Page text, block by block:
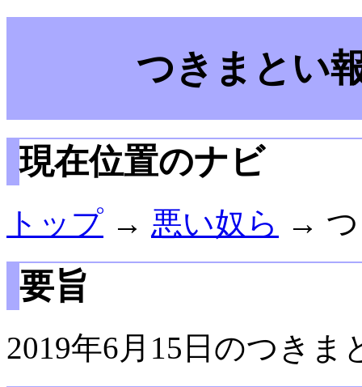
つきまとい
現在位置のナビ
トップ → 悪い奴ら → つ
要旨
2019年6月15日のつきま